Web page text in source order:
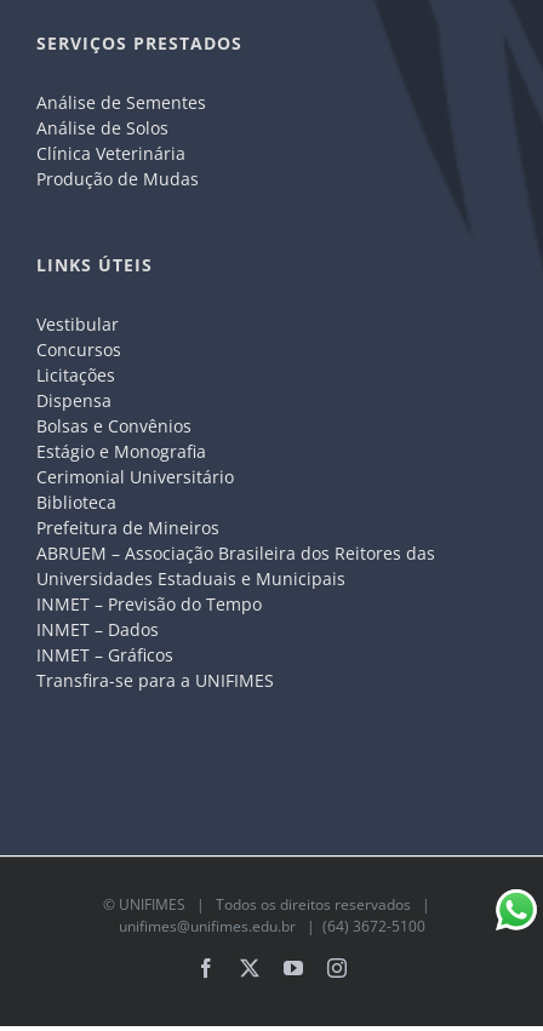
SERVIÇOS PRESTADOS
Análise de Sementes
Análise de Solos
Clínica Veterinária
Produção de Mudas
LINKS ÚTEIS
Vestibular
Concursos
Licitações
Dispensa
Bolsas e Convênios
Estágio e Monografia
Cerimonial Universitário
Biblioteca
Prefeitura de Mineiros
ABRUEM – Associação Brasileira dos Reitores das
Universidades Estaduais e Municipais
INMET – Previsão do Tempo
INMET – Dados
INMET – Gráficos
Transfira-se para a UNIFIMES
© UNIFIMES | Todos os direitos reservados |
unifimes@unifimes.edu.br| (64) 3672-5100
Facebook YouTubeInstagram